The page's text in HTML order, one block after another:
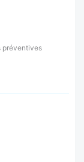
préventives